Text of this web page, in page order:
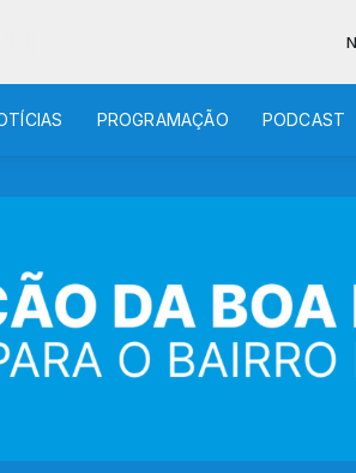
NO AR:
PROGRAMAÇÃO PODCAST